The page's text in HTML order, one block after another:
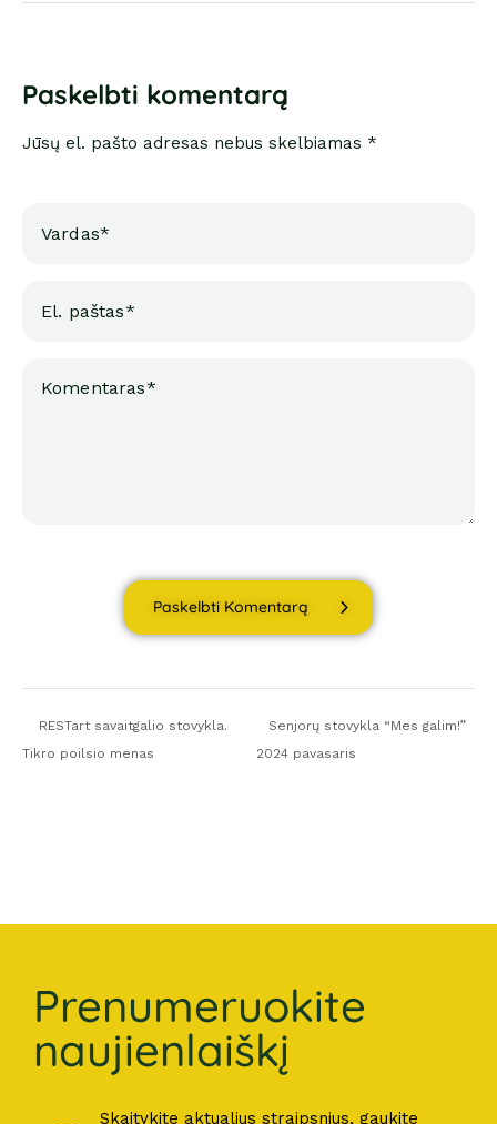
Paskelbti komentarą
Jūsų el. pašto adresas nebus skelbiamas *
Paskelbti Komentarą
RESTart savaitgalio stovykla.
Tikro poilsio menas
Senjorų stovykla “Mes galim!”
2024 pavasaris
Prenumeruokite
naujienlaiškį
Skaitykite aktualius straipsnius, gaukite